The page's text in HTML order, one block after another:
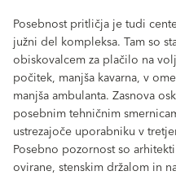
Posebnost pritličja je tudi
južni del kompleksa. Tam so
obiskovalcem za plačilo na
počitek, manjša kavarna, v
manjša ambulanta. Zasnova
posebnim tehničnim
ustrezajoče uporabniku v
Posebno pozornost so
ovirane, stenskim držalom in